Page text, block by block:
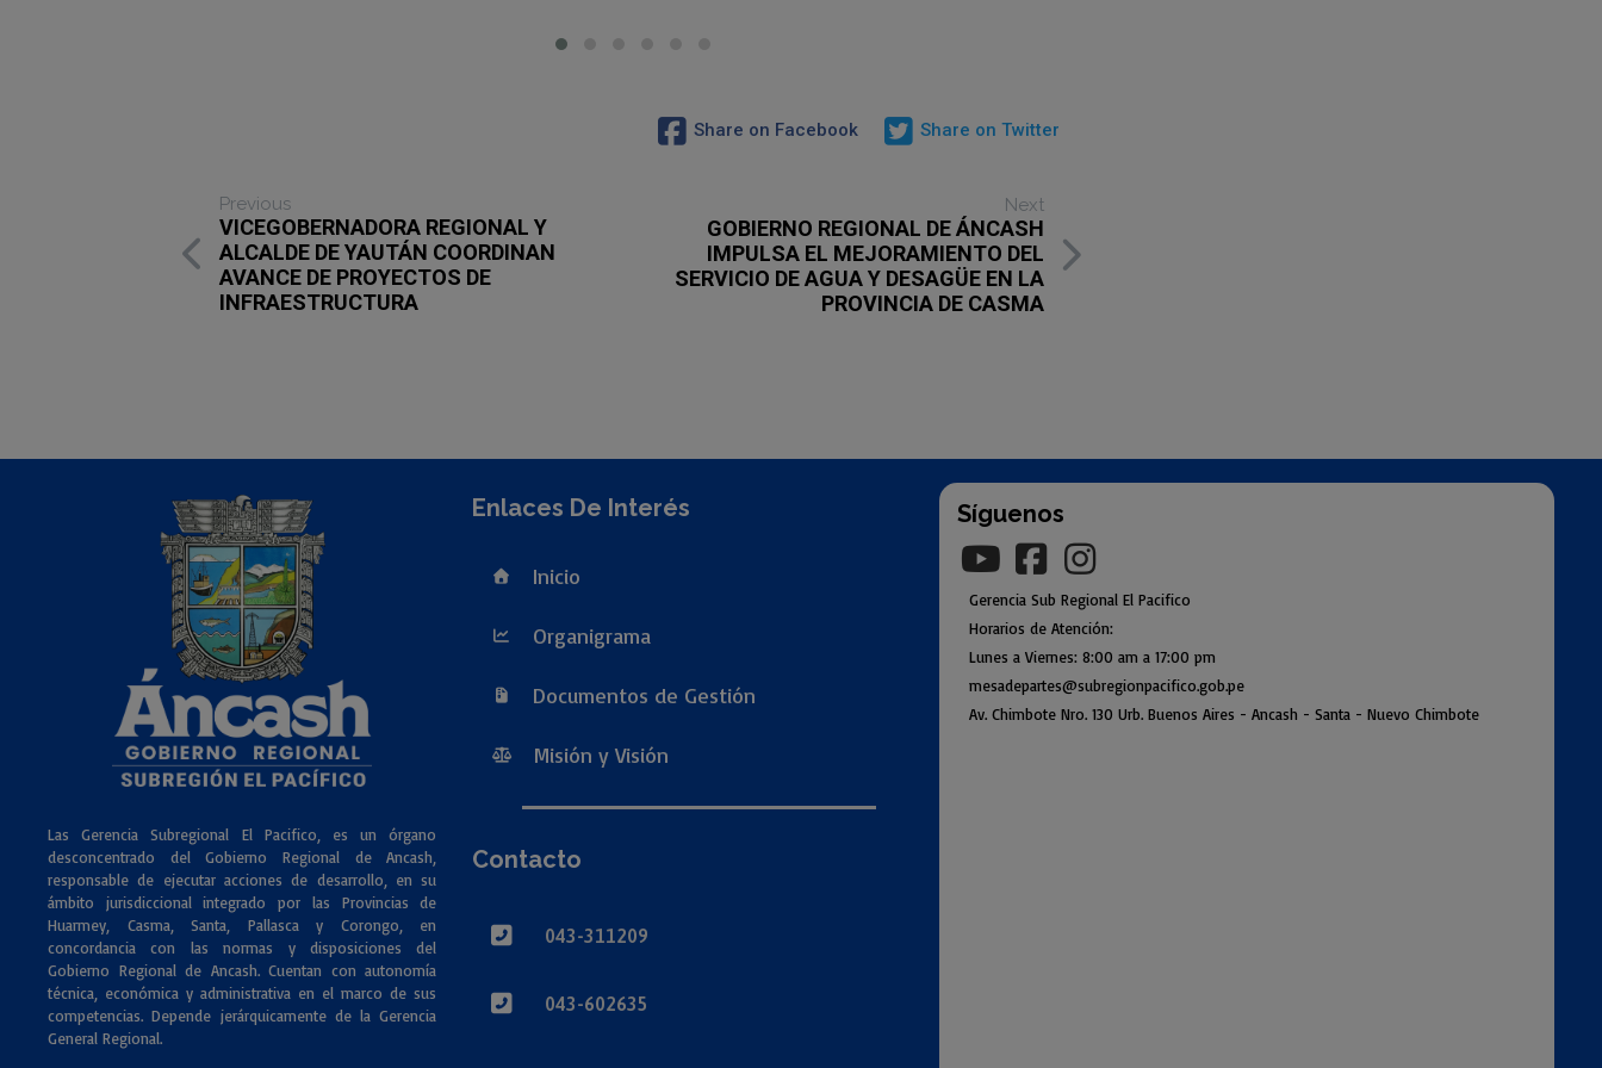
Share on Facebook Share on Twitter
Previous
VICEGOBERNADORA REGIONAL Y
ALCALDE DE YAUTÁN COORDINAN
AVANCE DE PROYECTOS DE
INFRAESTRUCTURA
Next
GOBIERNO REGIONAL DE ÁNCASH
IMPULSA EL MEJORAMIENTO DEL
SERVICIO DE AGUA Y DESAGÜE EN LA
PROVINCIA DE CASMA
Las Gerencia Subregional El Pacifico, es un órgano
desconcentrado del Gobierno Regional de Ancash,
responsable de ejecutar acciones de desarrollo, en su
ámbito jurisdiccional integrado por las Provincias de
Huarmey, Casma, Santa, Pallasca y Corongo, en
concordancia con las normas y disposiciones del
Gobierno Regional de Ancash. Cuentan con autonomía
técnica, económica y administrativa en el marco de sus
competencias. Depende jerárquicamente de la Gerencia
General Regional.
Enlaces De Interés
Inicio
Organigrama
Documentos de Gestión
Misión y Visión
Contacto
043-311209
043-602635
Síguenos
Gerencia Sub Regional El Pacifico
Horarios de Atención:
Lunes a Viernes: 8:00 am a 17:00 pm
mesadepartes@subregionpacifico.gob.pe
Av. Chimbote Nro. 130 Urb. Buenos Aires - Ancash - Santa - Nuevo Chimbote